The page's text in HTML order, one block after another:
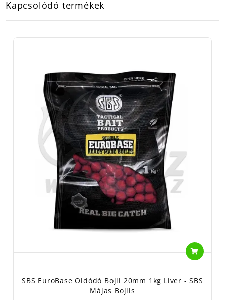
Kapcsolódó termékek
SBS EuroBase Oldódó Bojli 20mm 1kg Liver - SBS
Májas Bojlis